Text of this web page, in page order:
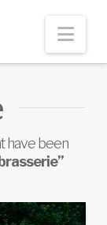
have been